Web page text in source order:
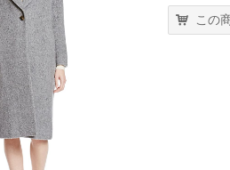
この